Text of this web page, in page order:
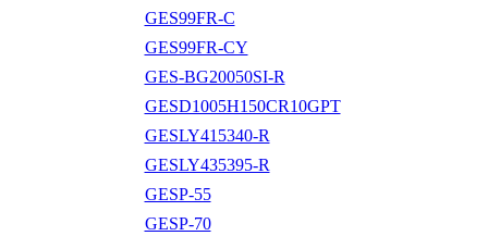
GES99FR-C
GES99FR-CY
GES-BG20050SI-R
GESD1005H150CR10GPT
GESLY415340-R
GESLY435395-R
GESP-55
GESP-70